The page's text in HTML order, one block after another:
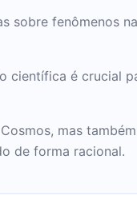
sobre fenômenos
científica é crucial
mas
de forma racional.